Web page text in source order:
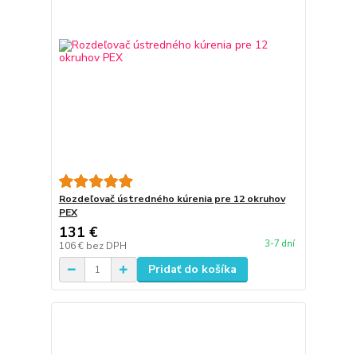
Rozdeľovač ústredného kúrenia pre 12 okruhov
PEX
131 €
106 € bez DPH 3-7 dní
Pridať do košíka